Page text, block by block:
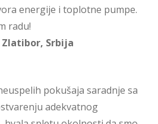
energije i toplotne pumpe.
radu!
Zlatibor, Srbija
pokušaja saradnje sa
adekvatnog